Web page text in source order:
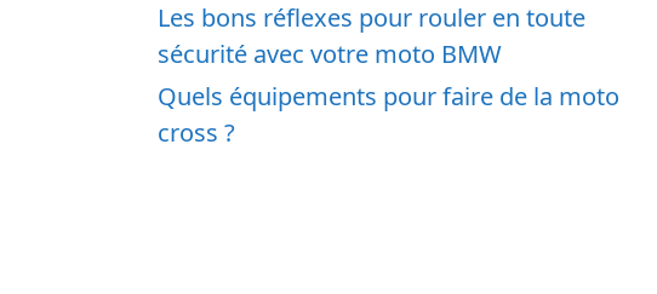
Les bons réflexes pour rouler en toute
sécurité avec votre moto BMW
Quels équipements pour faire de la moto
cross ?